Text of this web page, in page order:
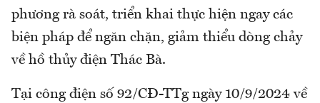
phương rà soát, triển khai thực hiện ngay các
biện pháp để ngăn chặn, giảm thiểu dòng chảy
về hồ thủy điện Thác Bà.
Tại công điện số 92/CĐ-TTg ngày 10/9/2024 về